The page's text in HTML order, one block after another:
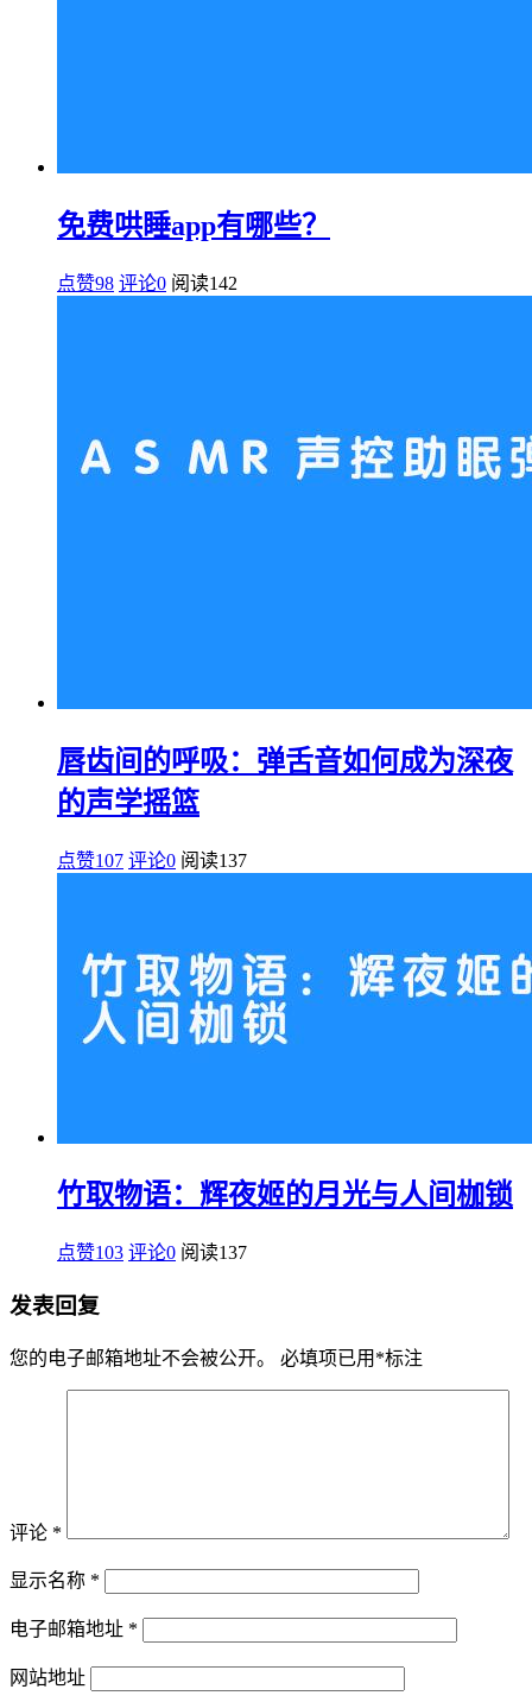
免费哄睡app有哪些？
点赞98 评论0 阅读142
唇齿间的呼吸：弹舌音如何成为深夜
的声学摇篮
点赞107 评论0 阅读137
竹取物语：辉夜姬的月光与人间枷锁
点赞103 评论0 阅读137
发表回复
您的电子邮箱地址不会被公开。 必填项已用 *标注
评论 *
显示名称 *
电子邮箱地址 *
网站地址